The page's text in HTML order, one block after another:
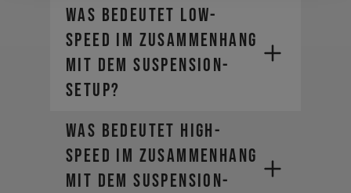
WAS BEDEUTET LOW-
SPEED IM ZUSAMMENHANG
MIT DEM SUSPENSION-
SETUP?
WAS BEDEUTET HIGH-
SPEED IM ZUSAMMENHANG
MIT DEM SUSPENSION-